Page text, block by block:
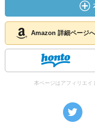
Amazon 詳細ページへ
本ページはアフィリエイ